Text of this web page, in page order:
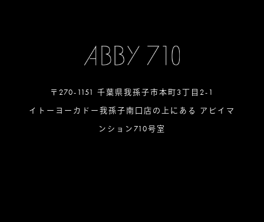
〒270-1151 千葉県我孫子市本町3丁目2-1
イトーヨーカドー我孫子南口店の上にある アビイマ
ンション710号室